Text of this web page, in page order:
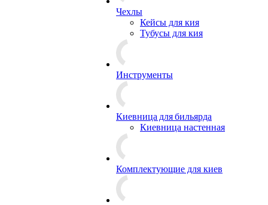
Чехлы
Кейсы для кия
Тубусы для кия
Инструменты
Киевница для бильярда
Киевница настенная
Комплектующие для киев